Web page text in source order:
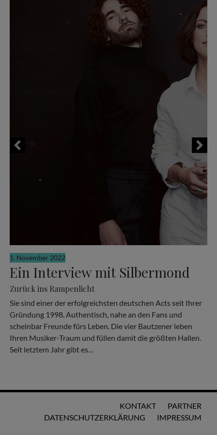
1. November 2022
Ein Interview mit Silbermond
Zurück ins Rampenlicht
Sie sind einer der erfolgreichsten deutschen Acts seit Ihrer
Gründung 1998. Authentisch, nahe an den Fans und
scheinbar Freunde fürs Leben. Die vier Bautzener leben
Ihren Musiker-Traum und füllen damit die größten Hallen.
Seit letztem Jahr gibt es…
KONTAKT
PARTNER
DATENSCHUTZERKLÄRUNG
IMPRESSUM